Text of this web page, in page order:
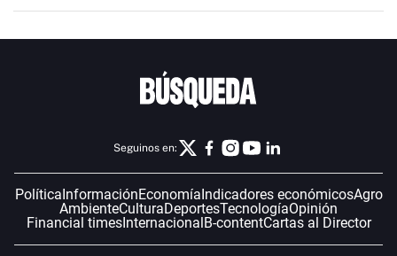
Seguinos en:
PolíticaInformaciónEconomíaIndicadores económicosAgro
AmbienteCulturaDeportesTecnologíaOpinión
Financial timesInternacionalB-contentCartas al Director